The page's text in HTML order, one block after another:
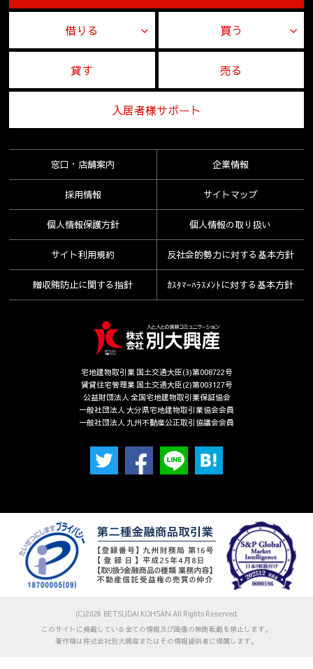
借りる 買う
貸す 売る
入居者様サポート
宅地建物取引業 国土交通大臣(3)第008722号
賃貸住宅管理業 国土交通大臣(2)第003127号
公益財団法人 全国宅地建物取引業保証協会
一般社団法人 大分県宅地建物取引業協会会員
一般社団法人 九州不動産公正取引協議会会員
窓口・店舗案内 企業情報
採用情報 サイトマップ
個人情報保護方針 個人情報の取り扱い
サイト利用規約 反社会的勢力に対する基本方針
贈収賄防止に関する指針 ｶｽﾀﾏｰﾊﾗｽﾒﾝﾄに対する基本方針
(C)2026 BETSUDAI KOHSAN All Rights Reserved.
このサイトに掲載している全ての情報及び画像の無断転載を禁止します。
著作権は株式会社別大興産またはその情報提供者に帰属します。